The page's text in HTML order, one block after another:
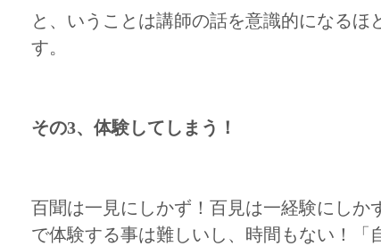
と、いうことは講師の話を意識的になる
す。
その3、体験してしまう！
百聞は一見にしかず！百見は一経験にし
で体験する事は難しいし、時間もない！